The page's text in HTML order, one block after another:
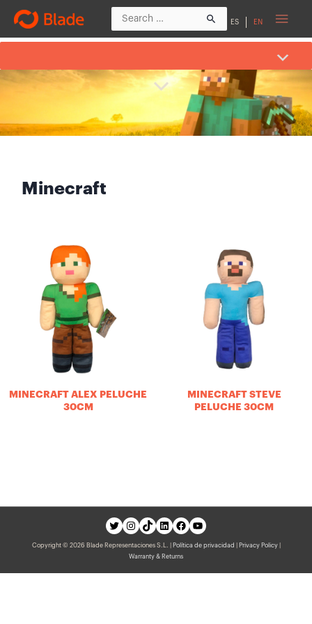
ES EN
Minecraft
MINECRAFT ALEX PELUCHE
30CM
MINECRAFT STEVE
PELUCHE 30CM
Copyright © 2026 Blade Representaciones S.L. | Política de privacidad Privacy Policy|
Warranty & Returns